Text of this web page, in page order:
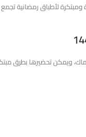
لأطباق رمضانية
ويمكن تحضيرها بطرق